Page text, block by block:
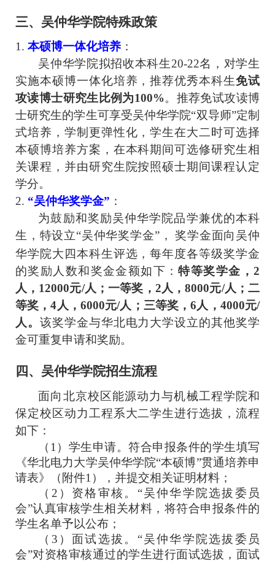
三、 吴仲华学院特殊政策
1. 本硕博一体化培养 ：
吴仲华学院拟招收本科生20-22名， 对学生
实施本硕博一体化培养，推荐优秀本科生免试
攻读博士研究生比例为100%。推荐免试攻读博
士研究生的学生可享受吴仲华学院“双导师”定制
式培养，学制更弹性化，学生在大二时可选择
本硕博培养方案，在本科期间可选修研究生相
关课程，并由研究生院按照硕士期间课程认定
学分。
2. “吴仲华奖学金” ：
为鼓励和奖励吴仲华学院品学兼优的本科
生，特设立“吴仲华奖学金”，
奖学金面向吴仲
华学院大四本科生评选，每年度各等级奖学金
的奖励人数和奖金金额如下：特等奖学金 ，2
人，12000元/人；一等奖， 2人，8000元/人；二
等奖，4人，6000元/人；三等奖，6人，4000元/
人。 该奖学金与华北电力大学设立的其他奖学
金可重复申请和奖励。
四、 吴仲华学院招生流程
面向北京校区能源动力与机械工程学院和
保定校区动力工程系大二学生进行选拔 ，流程
如下 ：
（ 1 ）学生申请。符合申报条件的学生填写
《华北电力大学吴仲华学院“本硕博”贯通培养申
请表》（附件1 ）
，并提交相关证明材料；
（ 2 ） 资格审核。“吴仲华学院选拔委员
会”认真审核学生相关材料，将符合申报条件的
学生名单予以公布；
（ 3 ）面试选拔。“吴仲华学院选拔委员
会”对资格审核通过的学生进行面试选拔， 面试